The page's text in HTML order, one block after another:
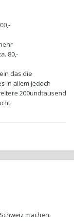
80,-
das die
in allem jedoch
200undtausend
machen.